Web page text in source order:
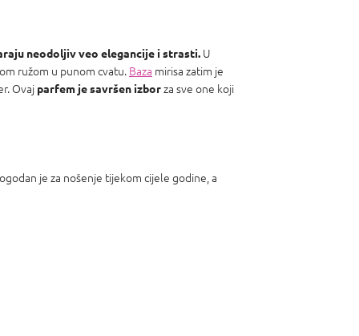
neodoljiv veo elegancije i strasti. U
ružom u punom cvatu. Baza mirisa zatim je
Ovaj parfem je savršen izborza sve one koji
je za nošenje tijekom cijele godine, a